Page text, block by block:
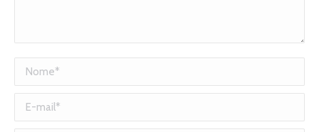
Nome *
E-mail *